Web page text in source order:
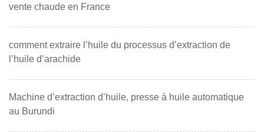
vente chaude en France
comment extraire l’huile du processus d’extraction de
l’huile d’arachide
Machine d’extraction d’huile, presse à huile automatique
au Burundi